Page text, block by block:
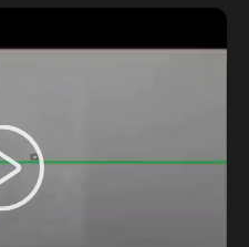
Play
Video